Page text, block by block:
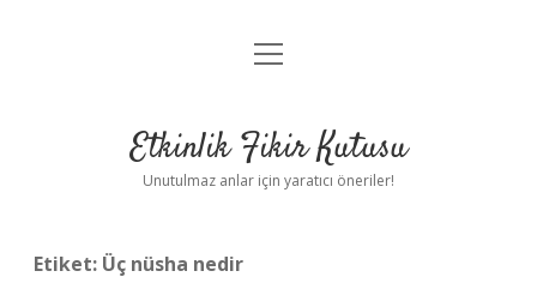
Anasayfa
Yasal Uyarı
menüyü
Etkinlik Fikir Kutusu
Unutulmaz anlar için yaratıcı öneriler!
Etiket: Üç nüsha nedir